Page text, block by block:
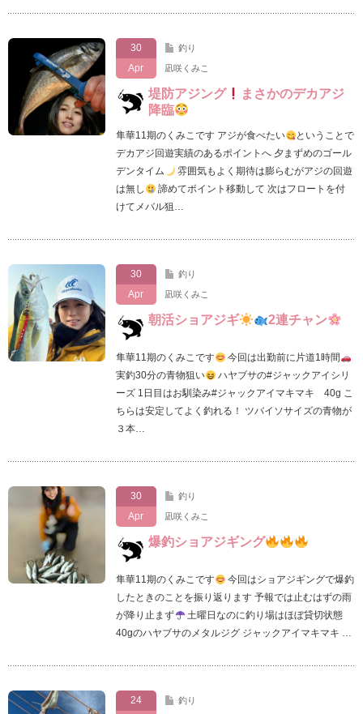
30
Apr
釣り
凪咲くみこ
堤防アジング
まさかのデカアジ
降臨
隼華11期のくみこです アジが食べたい
ということで
デカアジ回遊実績のあるポイントへ 夕まずめのゴール
デンタイム
雰囲気もよく期待は膨らむがアジの回遊
は無し
諦めてポイント移動して 次はフロートを付
けてメバル狙…
30
Apr
釣り
凪咲くみこ
朝活ショアジギ 2連チャン
隼華11期のくみこです
今回は出勤前に片道1時間
実釣30分の青物狙い
ハヤブサの#ジャックアイシリ
ーズ 1日目はお馴染み#ジャックアイマキマキ 40g こ
ちらは安定してよく釣れる！ ツバイソサイズの青物が
３本…
30
Apr
釣り
凪咲くみこ
爆釣ショアジギング
隼華11期のくみこです
今回はショアジギングで爆釣
したときのことを振り返ります 予報では止むはずの雨
が降り止まず
土曜日なのに釣り場はほぼ貸切状態
40gのハヤブサのメタルジグ ジャックアイマキマキ …
24
釣り